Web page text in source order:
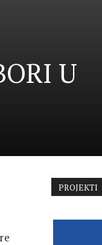
U
PROJEKTI